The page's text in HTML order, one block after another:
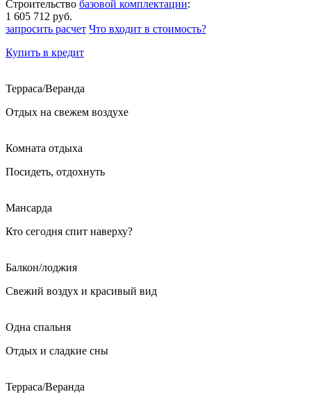
Строительство базовой комплектации:
1 605 712 руб.
запросить расчет Что входит в стоимость?
Купить в кредит
Терраса/Веранда
Отдых на свежем воздухе
Комната отдыха
Посидеть, отдохнуть
Мансарда
Кто сегодня спит наверху?
Балкон/лоджия
Свежий воздух и красивый вид
Одна спальня
Отдых и сладкие сны
Терраса/Веранда